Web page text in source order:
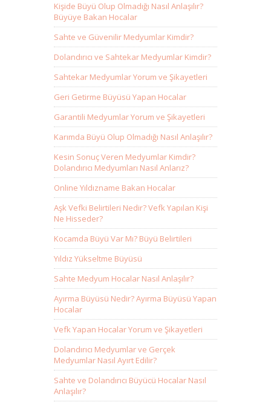
Kişide Büyü Olup Olmadığı Nasıl Anlaşılır?
Büyüye Bakan Hocalar
Sahte ve Güvenilir Medyumlar Kimdir?
Dolandırıcı ve Sahtekar Medyumlar Kimdir?
Sahtekar Medyumlar Yorum ve Şikayetleri
Geri Getirme Büyüsü Yapan Hocalar
Garantili Medyumlar Yorum ve Şikayetleri
Karımda Büyü Olup Olmadığı Nasıl Anlaşılır?
Kesin Sonuç Veren Medyumlar Kimdir?
Dolandırıcı Medyumları Nasıl Anlarız?
Online Yıldızname Bakan Hocalar
Aşk Vefki Belirtileri Nedir? Vefk Yapılan Kişi
Ne Hisseder?
Kocamda Büyü Var Mı? Büyü Belirtileri
Yıldız Yükseltme Büyüsü
Sahte Medyum Hocalar Nasıl Anlaşılır?
Ayırma Büyüsü Nedir? Ayırma Büyüsü Yapan
Hocalar
Vefk Yapan Hocalar Yorum ve Şikayetleri
Dolandırıcı Medyumlar ve Gerçek
Medyumlar Nasıl Ayırt Edilir?
Sahte ve Dolandırıcı Büyücü Hocalar Nasıl
Anlaşılır?